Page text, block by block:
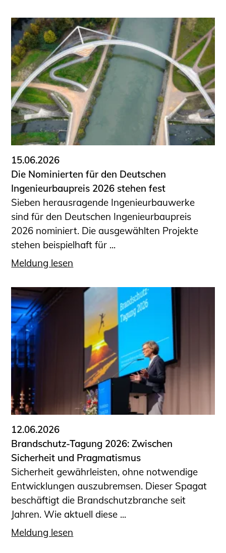
15.06.2026
Die Nominierten für den Deutschen
Ingenieurbaupreis 2026 stehen fest
Sieben herausragende Ingenieurbauwerke
sind für den Deutschen Ingenieurbaupreis
2026 nominiert. Die ausgewählten Projekte
stehen beispielhaft für ...
Meldung lesen
12.06.2026
Brandschutz-Tagung 2026: Zwischen
Sicherheit und Pragmatismus
Sicherheit gewährleisten, ohne notwendige
Entwicklungen auszubremsen. Dieser Spagat
beschäftigt die Brandschutzbranche seit
Jahren. Wie aktuell diese ...
Meldung lesen